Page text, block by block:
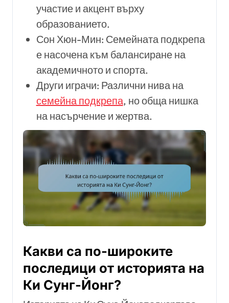
участие и акцент върху
образованието.
Сон Хюн-Мин: Семейната подкрепа
е насочена към балансиране на
академичното и спорта.
Други играчи: Различни нива на
семейна подкрепа, но обща нишка
на насърчение и жертва.
Какви са по-широките
последици от историята на
Ки Сунг-Йонг?